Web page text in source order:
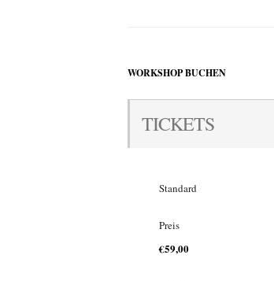
WORKSHOP BUCHEN
TICKETS
Standard
Preis
€59,00